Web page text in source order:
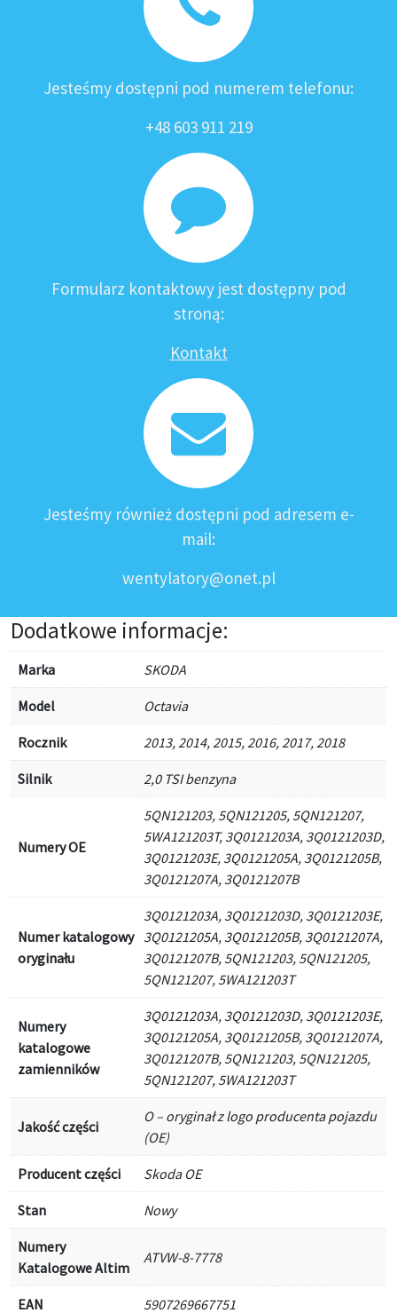
Jesteśmy dostępni pod numerem telefonu:
+48 603 911 219
Formularz kontaktowy jest dostępny pod
stroną:
Kontakt
Jesteśmy również dostępni pod adresem e-
mail:
wentylatory@onet.pl
Dodatkowe informacje:
Marka SKODA
Model Octavia
Rocznik 2013, 2014, 2015, 2016, 2017, 2018
Silnik 2,0 TSI benzyna
Numery OE
5QN121203, 5QN121205, 5QN121207,
5WA121203T, 3Q0121203A, 3Q0121203D,
3Q0121203E, 3Q0121205A, 3Q0121205B,
3Q0121207A, 3Q0121207B
Numer katalogowy
oryginału
3Q0121203A, 3Q0121203D, 3Q0121203E,
3Q0121205A, 3Q0121205B, 3Q0121207A,
3Q0121207B, 5QN121203, 5QN121205,
5QN121207, 5WA121203T
Numery
katalogowe
zamienników
3Q0121203A, 3Q0121203D, 3Q0121203E,
3Q0121205A, 3Q0121205B, 3Q0121207A,
3Q0121207B, 5QN121203, 5QN121205,
5QN121207, 5WA121203T
Jakość części
O – oryginał z logo producenta pojazdu
(OE)
Producent części Skoda OE
Stan Nowy
Numery
Katalogowe Altim
ATVW-8-7778
EAN 5907269667751